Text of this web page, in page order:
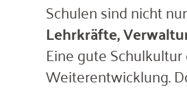
Schulen sind nicht
Lehrkräfte,
Eine gute
Weiterentwicklung.